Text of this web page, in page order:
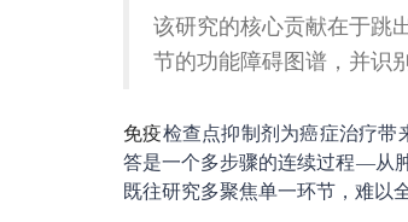
该研究的核心贡献在于跳
节的功能障碍图谱，并识
免疫检查点抑制剂为癌症治疗带
答是一个多步骤的连续过程—从
既往研究多聚焦单一环节，难以